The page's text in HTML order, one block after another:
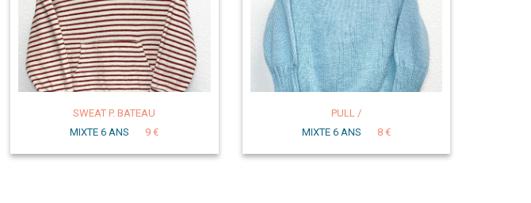
SWEAT P. BATEAU
MIXTE 6 ANS
9 €
PULL /
MIXTE 6 ANS
8 €